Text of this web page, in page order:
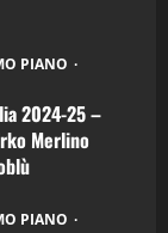
PIANO
2024-25 –
Merlino
PIANO
27^ Puntata
26^ Puntata